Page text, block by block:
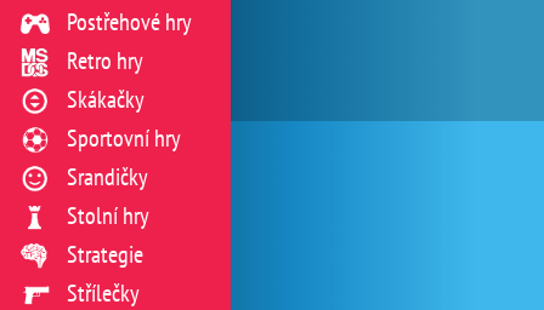
Postřehové hry
Retro hry
Skákačky
Sportovní hry
Srandičky
Stolní hry
Strategie
Střílečky